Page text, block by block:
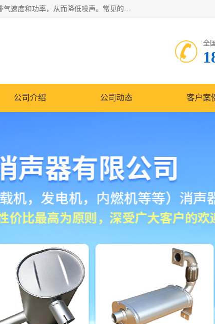
消音器主要用于降低机械设备或枪械等产生的噪声。它通过阻尼或增加排气面积来降低排气速度和功率，从而降低噪声。常见的消音器类型包括阻性消声器、抗性消声器、共振消声器以及阻抗复合式消声器等。这些消音器各有特点，适用于不同频率的噪声消除。
全
公司介绍 公司动态 客户案